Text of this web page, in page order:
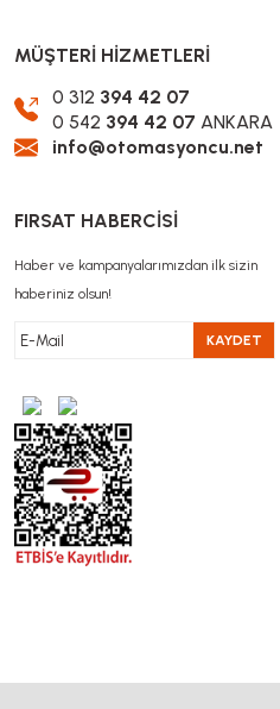
MÜŞTERİ HİZMETLERİ
0 312 394 42 07
0 542 394 42 07 ANKARA
info@otomasyoncu.net
FIRSAT HABERCİSİ
Haber ve kampanyalarımızdan ilk sizin
haberiniz olsun!
KAYDET